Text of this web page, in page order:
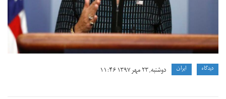
دیدگاه ايران دوشنبه, ۲۳ مهر ۱۳۹۷ ۱۱:۴۶